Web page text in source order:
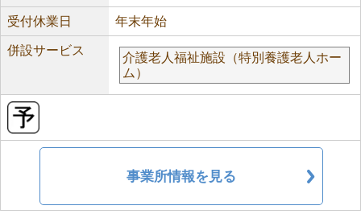
受付休業日 年末年始
併設サービス
介護老人福祉施設（特別養護老人ホー
ム）
事業所情報を見る